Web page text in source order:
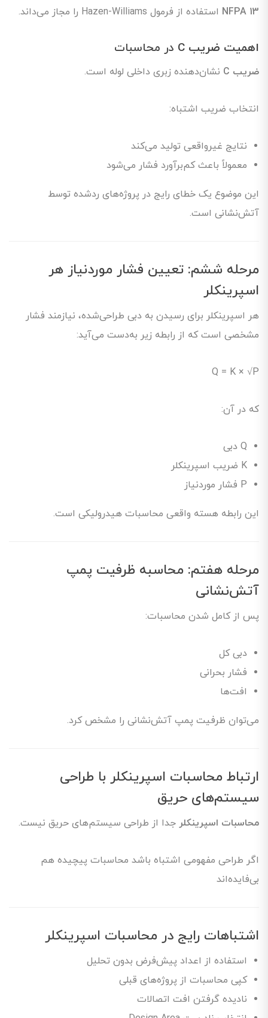
NFPA 13 استفاده از فرمول Hazen-Williams را مجاز می‌داند.
اهمیت ضریب C در محاسبات
ضریب C نشان‌دهنده زبری داخلی لوله است.
انتخاب ضریب اشتباه:
نتایج غیرواقعی تولید می‌کند
معمولاً باعث کم‌برآورد فشار می‌شود
این موضوع یک خطای رایج در پروژه‌های ردشده توسط
آتش‌نشانی است.
مرحله ششم: تعیین فشار موردنیاز هر
اسپرینکلر
هر اسپرینکلر برای رسیدن به دبی طراحی‌شده، نیازمند فشار
مشخصی است که از رابطه زیر به‌دست می‌آید:
Q = K × √P
که در آن:
Q دبی
K ضریب اسپرینکلر
P فشار موردنیاز
این رابطه هسته واقعی محاسبات هیدرولیکی است.
مرحله هفتم: محاسبه ظرفیت پمپ
آتش‌نشانی
پس از کامل شدن محاسبات:
دبی کل
فشار بحرانی
افت‌ها
می‌توان ظرفیت پمپ آتش‌نشانی را مشخص کرد.
ارتباط محاسبات اسپرینکلر با طراحی
سیستم‌های حریق
محاسبات اسپرینکلر جدا از طراحی سیستم‌های حریق نیست.
اگر طراحی مفهومی اشتباه باشد محاسبات پیچیده هم
بی‌فایده‌اند
اشتباهات رایج در محاسبات اسپرینکلر
استفاده از اعداد پیش‌فرض بدون تحلیل
کپی محاسبات از پروژه‌های قبلی
نادیده گرفتن افت اتصالات